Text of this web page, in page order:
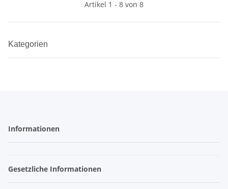
Artikel 1 - 8 von 8
Kategorien
Informationen
Gesetzliche Informationen